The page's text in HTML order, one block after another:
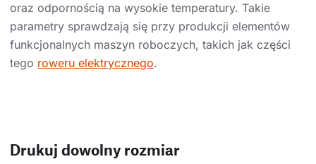
oraz odpornością na wysokie temperatury. Takie
parametry sprawdzają się przy produkcji elementów
funkcjonalnych maszyn roboczych, takich jak części
tego roweru elektrycznego.
Drukuj dowolny rozmiar